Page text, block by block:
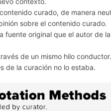
curado, de manera
sobre el contenido curado.
fuente original que el autor de
de un mismo hilo conductor.
de la curación no lo estaba.